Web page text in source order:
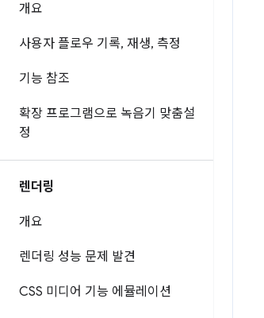
개요
사용자 플로우 기록, 재생, 측정
기능 참조
확장 프로그램으로 녹음기 맞춤설
정
렌더링
개요
렌더링 성능 문제 발견
CSS 미디어 기능 에뮬레이션